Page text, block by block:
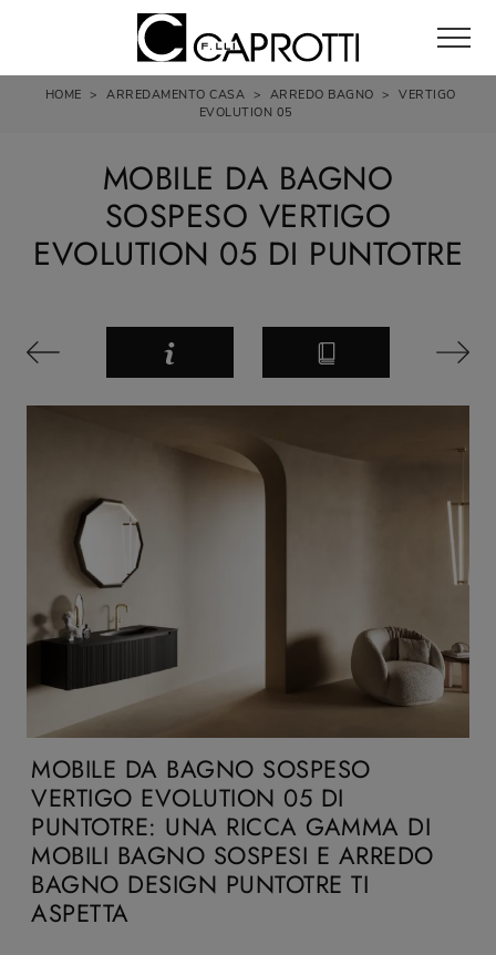
HOME > ARREDAMENTO CASA > ARREDO BAGNO > VERTIGO
EVOLUTION 05
MOBILE DA BAGNO
SOSPESO VERTIGO
EVOLUTION 05 DI PUNTOTRE
MOBILE DA BAGNO SOSPESO
VERTIGO EVOLUTION 05 DI
PUNTOTRE: UNA RICCA GAMMA DI
MOBILI BAGNO SOSPESI E ARREDO
BAGNO DESIGN PUNTOTRE TI
ASPETTA